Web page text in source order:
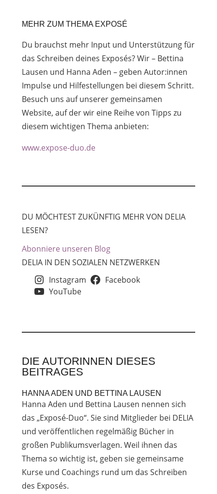
MEHR ZUM THEMA EXPOSÉ
Du brauchst mehr Input und Unterstützung für
das Schreiben deines Exposés? Wir – Bettina
Lausen und Hanna Aden – geben Autor:innen
Impulse und Hilfestellungen bei diesem Schritt.
Besuch uns auf unserer gemeinsamen
Website, auf der wir eine Reihe von Tipps zu
diesem wichtigen Thema anbieten:
www.expose-duo.de
DU MÖCHTEST ZUKÜNFTIG MEHR VON DELIA
LESEN?
Abonniere unseren Blog
DELIA IN DEN SOZIALEN NETZWERKEN
Instagram
Facebook
YouTube
DIE AUTORINNEN DIESES
BEITRAGES
HANNA ADEN UND BETTINA LAUSEN
Hanna Aden und Bettina Lausen nennen sich
das „Exposé-Duo“. Sie sind Mitglieder bei DELIA
und veröffentlichen regelmäßig Bücher in
großen Publikumsverlagen. Weil ihnen das
Thema so wichtig ist, geben sie gemeinsame
Kurse und Coachings rund um das Schreiben
des Exposés.